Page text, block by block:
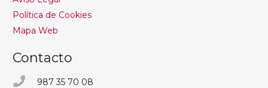
Política de Cookies
Mapa Web
Contacto
987 35 70 08